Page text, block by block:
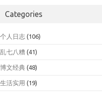
Categories
个人日志 (106)
乱七八糟 (41)
博文经典 (48)
生活实用 (19)